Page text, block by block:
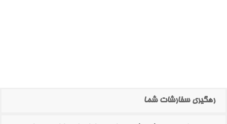
رهگیری سفارشات شما